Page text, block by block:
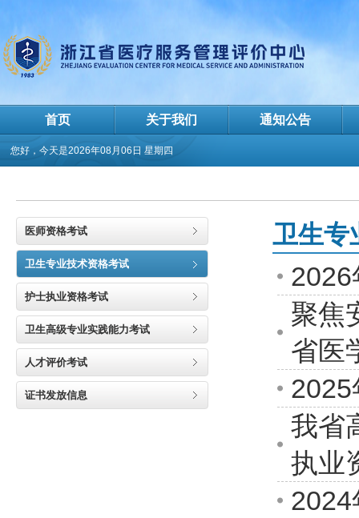
首页 关于我们 通知公告
您好，今天是2026年08月06日 星期四
医师资格考试
卫生专业技术资格考试
护士执业资格考试
卫生高级专业实践能力考试
人才评价考试
证书发放信息
卫生专
聚焦
省医
我省
执业